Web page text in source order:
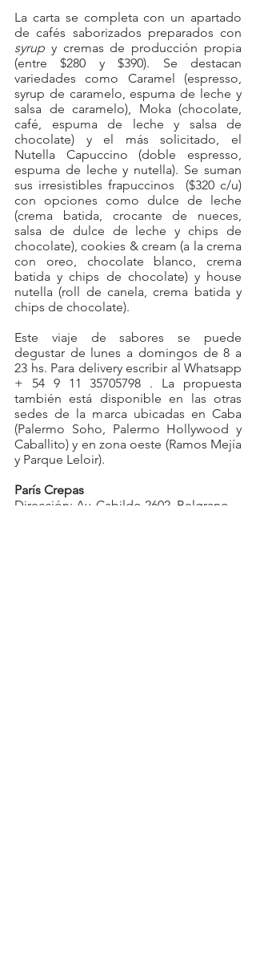
La carta se completa con un apartado
syrup y cremas de producción propia
(entre $280 y $390). Se destacan
variedades como Caramel (espresso,
syrup de caramelo, espuma de leche y
salsa de caramelo), Moka (chocolate,
café, espuma de leche y salsa de
chocolate) y el más solicitado, el
Nutella Capuccino (doble espresso,
espuma de leche y nutella). Se suman
sus irresistibles frapuccinos  ($320 c/u)
con opciones como dulce de leche
(crema batida, crocante de nueces,
salsa de dulce de leche y chips de
chocolate), cookies & cream (a la crema
con oreo, chocolate blanco, crema
batida y chips de chocolate) y house
nutella (roll de canela, crema batida y
chips de chocolate).
Este viaje de sabores se puede
degustar de lunes a domingos de 8 a
23 hs. Para delivery escribir al Whatsapp
+ 54 9 11 35705798 . La propuesta
también está disponible en las otras
sedes de la marca ubicadas en Caba
(Palermo Soho, Palermo Hollywood y
Caballito) y en zona oeste (Ramos Mejía
y Parque Leloir).
Dirección: Av. Cabildo 2602, Belgrano